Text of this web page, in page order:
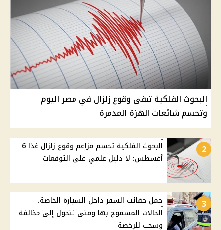
البحوث الفلكية تنفي وقوع زلزال في مصر اليوم
وتحسم شائعات الهزة المدمرة
2
البحوث الفلكية تحسم مزاعم وقوع زلزال غدًا 6
أغسطس: لا دليل علمي على التوقعات
3
حمل حقائب السفر داخل السيارة الخاصة..
الحالات المسموح بها ومتى تتحول إلى مخالفة
وسحب للرخصة